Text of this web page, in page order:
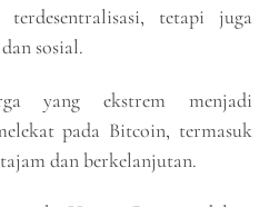
tetapi juga
sosial.
yang ekstrem menjadi
pada Bitcoin, termasuk
dan berkelanjutan.